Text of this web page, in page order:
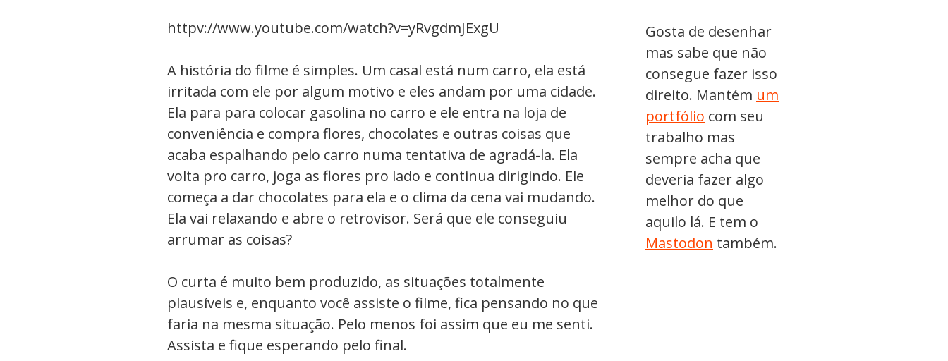
httpv://www.youtube.com/watch?v=yRvgdmJExgU
A história do filme é simples. Um casal está num carro, ela está
irritada com ele por algum motivo e eles andam por uma cidade.
Ela para para colocar gasolina no carro e ele entra na loja de
conveniência e compra flores, chocolates e outras coisas que
acaba espalhando pelo carro numa tentativa de agradá-la. Ela
volta pro carro, joga as flores pro lado e continua dirigindo. Ele
começa a dar chocolates para ela e o clima da cena vai mudando.
Ela vai relaxando e abre o retrovisor. Será que ele conseguiu
arrumar as coisas?
O curta é muito bem produzido, as situações totalmente
plausíveis e, enquanto você assiste o filme, fica pensando no que
faria na mesma situação. Pelo menos foi assim que eu me senti.
Assista e fique esperando pelo final.
Gosta de desenhar
mas sabe que não
consegue fazer isso
direito. Mantém um
portfólio com seu
trabalho mas
sempre acha que
deveria fazer algo
melhor do que
aquilo lá. E tem o
Mastodon também.